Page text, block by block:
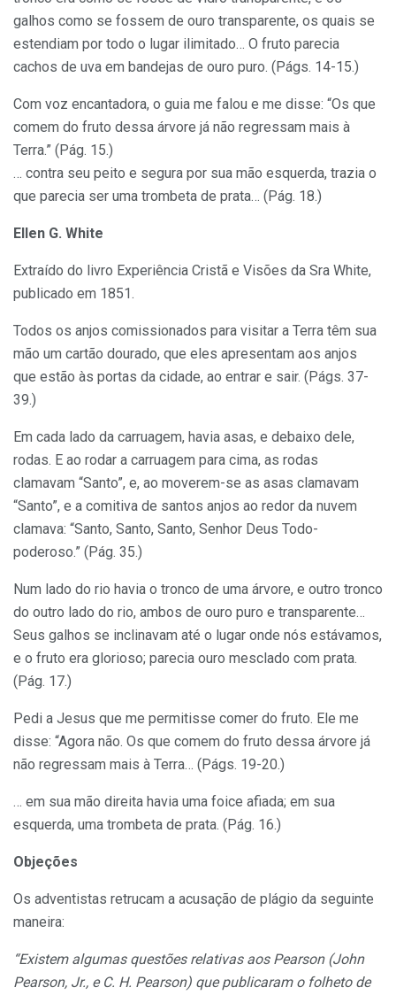
galhos como se fossem de ouro transparente, os quais se
estendiam por todo o lugar ilimitado… O fruto parecia
cachos de uva em bandejas de ouro puro. (Págs. 14-15.)
Com voz encantadora, o guia me falou e me disse: “Os que
comem do fruto dessa árvore já não regressam mais à
Terra.” (Pág. 15.)
… contra seu peito e segura por sua mão esquerda, trazia o
que parecia ser uma trombeta de prata… (Pág. 18.)
Ellen G. White
Extraído do livro Experiência Cristã e Visões da Sra White,
publicado em 1851.
Todos os anjos comissionados para visitar a Terra têm sua
mão um cartão dourado, que eles apresentam aos anjos
que estão às portas da cidade, ao entrar e sair. (Págs. 37-
39.)
Em cada lado da carruagem, havia asas, e debaixo dele,
rodas. E ao rodar a carruagem para cima, as rodas
clamavam “Santo”, e, ao moverem-se as asas clamavam
“Santo”, e a comitiva de santos anjos ao redor da nuvem
clamava: “Santo, Santo, Santo, Senhor Deus Todo-
poderoso.” (Pág. 35.)
Num lado do rio havia o tronco de uma árvore, e outro tronco
do outro lado do rio, ambos de ouro puro e transparente…
Seus galhos se inclinavam até o lugar onde nós estávamos,
e o fruto era glorioso; parecia ouro mesclado com prata.
(Pág. 17.)
Pedi a Jesus que me permitisse comer do fruto. Ele me
disse: “Agora não. Os que comem do fruto dessa árvore já
não regressam mais à Terra… (Págs. 19-20.)
… em sua mão direita havia uma foice afiada; em sua
esquerda, uma trombeta de prata. (Pág. 16.)
Objeções
Os adventistas retrucam a acusação de plágio da seguinte
maneira:
“Existem algumas questões relativas aos Pearson (John
Pearson, Jr., e C. H. Pearson) que publicaram o folheto de